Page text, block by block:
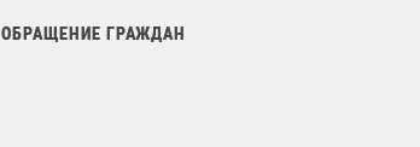
ОБРАЩЕНИЕ ГРАЖДАН